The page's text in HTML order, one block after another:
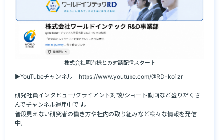
株式会社明治様との対談配信スタート
▶YouTubeチャンネル　https://www.youtube.com/@RD-ko1zr
研究社員インタビュー/クライアント対談/ショート動画など盛りだくさ
んでチャンネル運用中です。
普段見えない研究者の働き方や社内の取り組みなど様々な情報を発信
中。